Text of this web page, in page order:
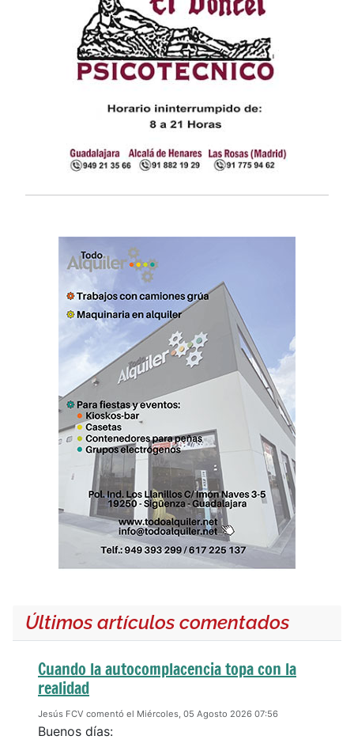
Últimos artículos comentados
Cuando la autocomplacencia topa con la
realidad
Jesús FCV comentó el Miércoles, 05 Agosto 2026 07:56
Buenos días: